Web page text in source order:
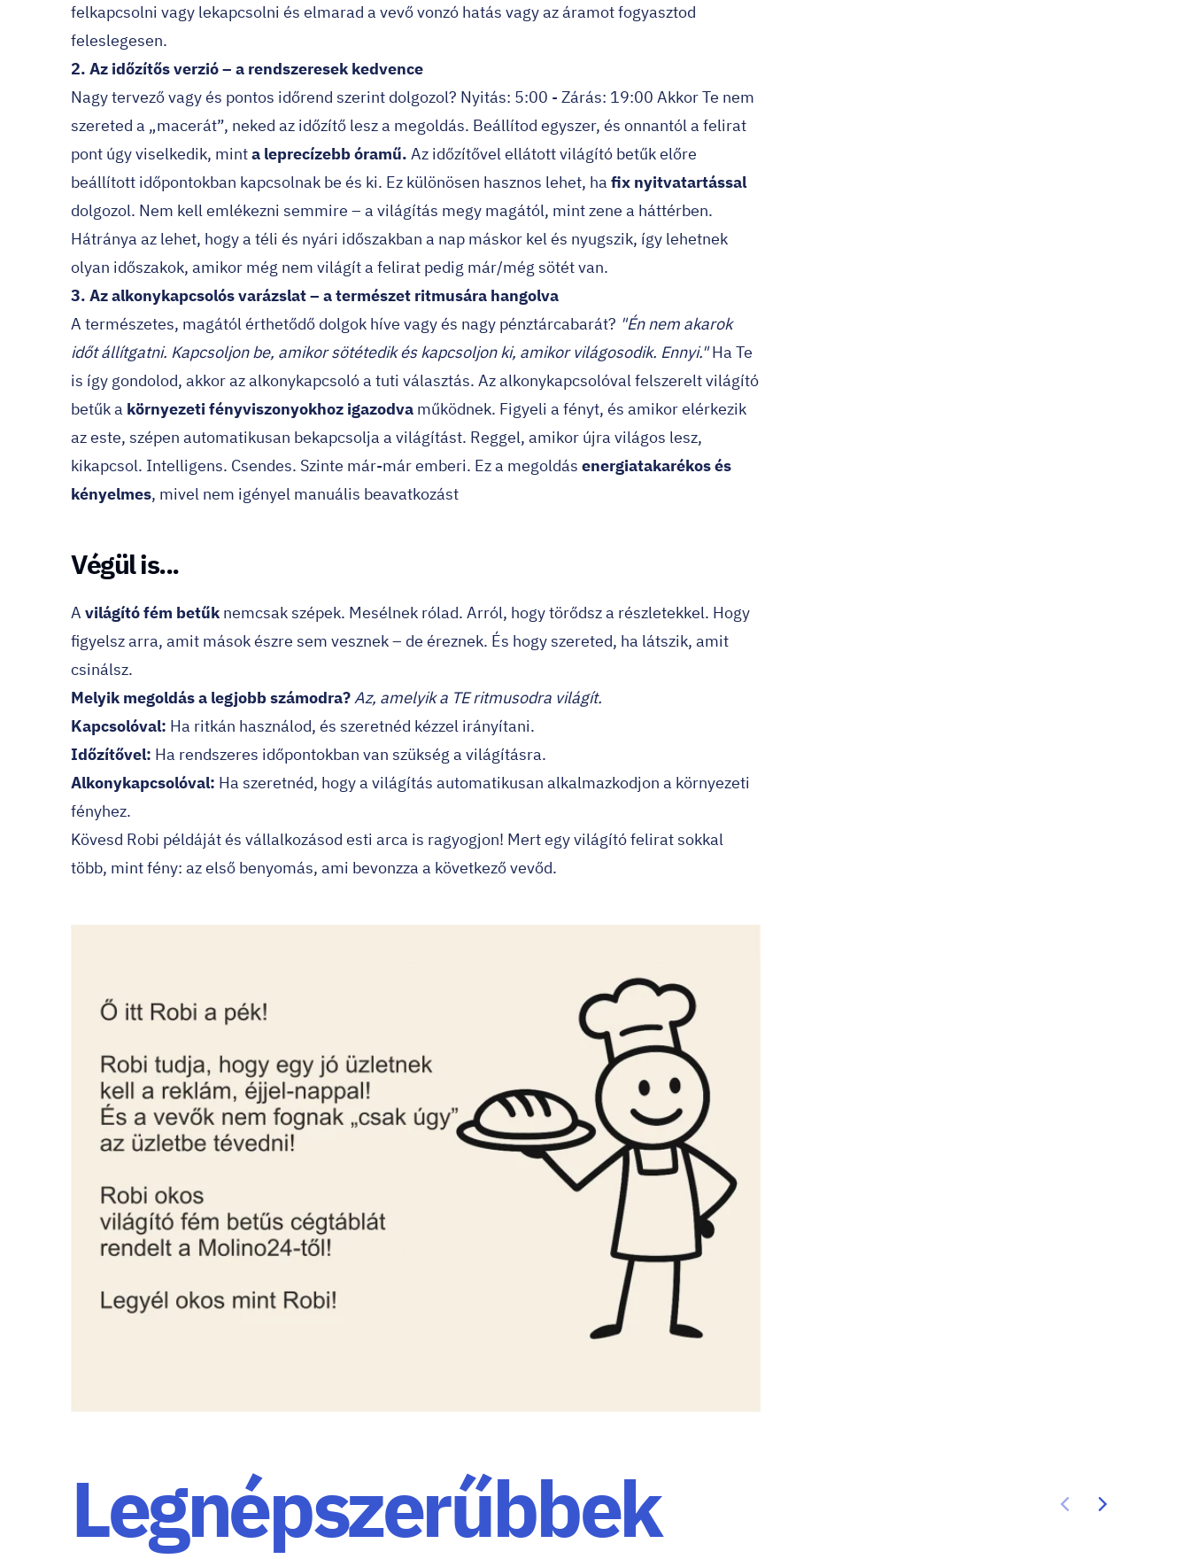
felkapcsolni vagy lekapcsolni és elmarad a vevő vonzó hatás vagy az áramot fogyasztod
feleslegesen.
2. Az időzítős verzió – a rendszeresek kedvence
Nagy tervező vagy és pontos időrend szerint dolgozol? Nyitás: 5:00 - Zárás: 19:00 Akkor Te nem
szereted a „macerát”, neked az időzítő lesz a megoldás. Beállítod egyszer, és onnantól a felirat
pont úgy viselkedik, minta leprecízebb óramű. Az időzítővel ellátott világító betűk előre
beállított időpontokban kapcsolnak be és ki. Ez különösen hasznos lehet, ha fix nyitvatartással
dolgozol. Nem kell emlékezni semmire – a világítás megy magától, mint zene a háttérben.
Hátránya az lehet, hogy a téli és nyári időszakban a nap máskor kel és nyugszik, így lehetnek
olyan időszakok, amikor még nem világít a felirat pedig már/még sötét van.
3. Az alkonykapcsolós varázslat – a természet ritmusára hangolva
A természetes, magától érthetődő dolgok híve vagy és nagy pénztárcabarát? "Én nem akarok
időt állítgatni. Kapcsoljon be, amikor sötétedik és kapcsoljon ki, amikor világosodik. Ennyi."Ha Te
is így gondolod, akkor az alkonykapcsoló a tuti választás. Az alkonykapcsolóval felszerelt világító
betűk a környezeti fényviszonyokhoz igazodva működnek. Figyeli a fényt, és amikor elérkezik
az este, szépen automatikusan bekapcsolja a világítást. Reggel, amikor újra világos lesz,
kikapcsol. Intelligens. Csendes. Szinte már-már emberi. Ez a megoldás energiatakarékos és
kényelmes, mivel nem igényel manuális beavatkozást
Végül is...
A világító fém betűknemcsak szépek. Mesélnek rólad. Arról, hogy törődsz a részletekkel. Hogy
figyelsz arra, amit mások észre sem vesznek – de éreznek. És hogy szereted, ha látszik, amit
csinálsz.
Melyik megoldás a legjobb számodra?Az, amelyik a TE ritmusodra világít.
Kapcsolóval: Ha ritkán használod, és szeretnéd kézzel irányítani.
Időzítővel: Ha rendszeres időpontokban van szükség a világításra.
Alkonykapcsolóval: Ha szeretnéd, hogy a világítás automatikusan alkalmazkodjon a környezeti
fényhez.
Kövesd Robi példáját és vállalkozásod esti arca is ragyogjon! Mert egy világító felirat sokkal
több, mint fény: az első benyomás, ami bevonzza a következő vevőd.
Legnépszerűbbek